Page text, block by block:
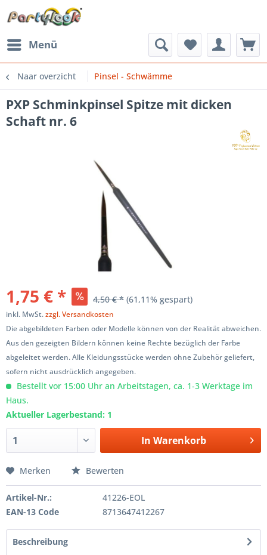
Menü
Naar overzicht Pinsel - Schwämme
PXP Schminkpinsel Spitze mit dicken
Schaft nr. 6
1,75 € * 4,50 € * (61,11% gespart)
inkl. MwSt.zzgl. Versandkosten
Die abgebildeten Farben oder Modelle können von der Realität abweichen.
Aus den gezeigten Bildern können keine Rechte bezüglich der Farbe
abgeleitet werden. Alle Kleidungsstücke werden ohne Zubehör geliefert,
sofern nicht ausdrücklich angegeben.
Bestellt vor 15:00 Uhr an Arbeitstagen, ca. 1-3 Werktage im
Haus.
Aktueller Lagerbestand: 1
In Warenkorb
Merken Bewerten
Artikel-Nr.:
41226-EOL
EAN-13 Code
8713647412267
Beschreibung